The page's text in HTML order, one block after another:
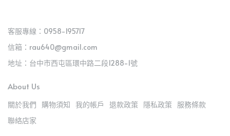
客服專線：0958-195717
信箱：rau640@gmail.com
地址：台中市西屯區環中路二段1288-1號
About Us
關於我們 購物須知 我的帳戶 退款政策 隱私政策 服務條款
聯絡店家